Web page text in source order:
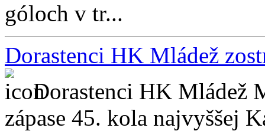
góloch v tr...
Dorastenci HK Mládež
Dorastenci HK Mládež
zápase 45. kola najvyššej